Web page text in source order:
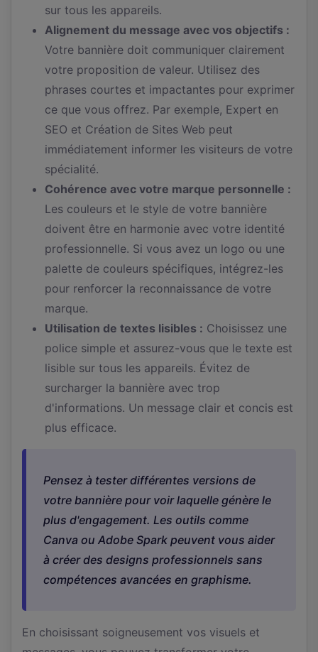
sur tous les appareils.
Alignement du message avec vos objectifs :
Votre bannière doit communiquer clairement
votre proposition de valeur. Utilisez des
phrases courtes et impactantes pour exprimer
ce que vous offrez. Par exemple, Expert en
SEO et Création de Sites Web peut
immédiatement informer les visiteurs de votre
spécialité.
Cohérence avec votre marque personnelle :
Les couleurs et le style de votre bannière
doivent être en harmonie avec votre identité
professionnelle. Si vous avez un logo ou une
palette de couleurs spécifiques, intégrez-les
pour renforcer la reconnaissance de votre
marque.
Utilisation de textes lisibles : Choisissez une
police simple et assurez-vous que le texte est
lisible sur tous les appareils. Évitez de
surcharger la bannière avec trop
d'informations. Un message clair et concis est
plus efficace.
Pensez à tester différentes versions de
votre bannière pour voir laquelle génère le
plus d'engagement. Les outils comme
Canva ou Adobe Spark peuvent vous aider
à créer des designs professionnels sans
compétences avancées en graphisme.
En choisissant soigneusement vos visuels et